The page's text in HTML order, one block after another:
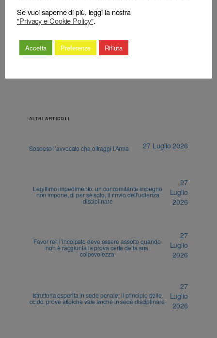
← L’accaparramento di clientela
attraverso l’offerta di prestazioni
costo simbolico
Accaparramento di
professionali gratuite
ALTRI ARTICOLI
Sospeso l’avvocato che oltraggi l’Arma 27 Luglio 2026
Legittimo impedimento: un concomitante impegno
non impone, di per sè solo, il rinvio dell’udienza
disciplinare
27
Luglio
2026
Favor rei: l’incolpato deve essere assolto quando
non è raggiunta la prova certa della sua
colpevolezza
27
Luglio
2026
Istruttoria esperita in sede penale: il principio delle
cc.dd. prove atipiche vale anche in sede disciplinare
27
Luglio
2026
Se vuoi saperne di più, leggi la nostra
"Privacy e Cookie Policy".
Accetta Preferenze Rifiuta